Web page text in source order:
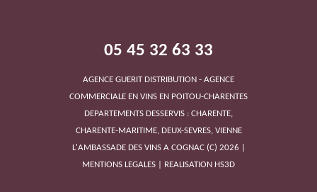
05 45 32 63 33
AGENCE GUERIT DISTRIBUTION - AGENCE
COMMERCIALE EN VINS EN POITOU-CHARENTES
DEPARTEMENTS DESSERVIS : CHARENTE,
CHARENTE-MARITIME, DEUX-SEVRES, VIENNE
L'AMBASSADE DES VINS A COGNAC(C) 2026
MENTIONS LEGALES
REALISATION HS3D